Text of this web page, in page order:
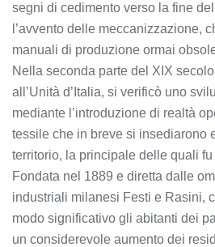
segni di cedimento verso la fine
l’avvento delle meccanizzazione,
manuali di produzione ormai
Nella seconda parte del XIX
all’Unità d’Italia, si verificò uno
mediante l’introduzione di realtà
tessile che in breve si insediarono
territorio, la principale delle quali fu
Fondata nel 1889 e diretta dalle
industriali milanesi Festi e Rasini,
modo significativo gli abitanti dei
un considerevole aumento dei